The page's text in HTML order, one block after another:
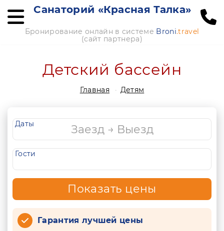
Санаторий «Красная Талка»
Бронирование онлайн в системе Broni.travel
(сайт партнера)
Детский бассейн
Главная Детям
Даты
Гости
Показать цены
Гарантия лучшей цены